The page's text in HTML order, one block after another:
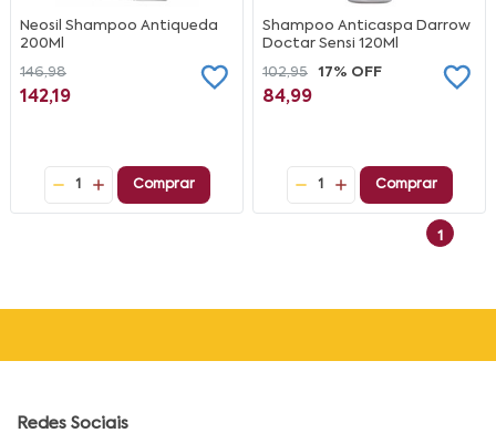
Neosil Shampoo Antiqueda
200Ml
146,98
142,19
1 Comprar
Shampoo Anticaspa Darrow
Doctar Sensi 120Ml
102,95
17% OFF
84,99
1 Comprar
1
Redes Sociais